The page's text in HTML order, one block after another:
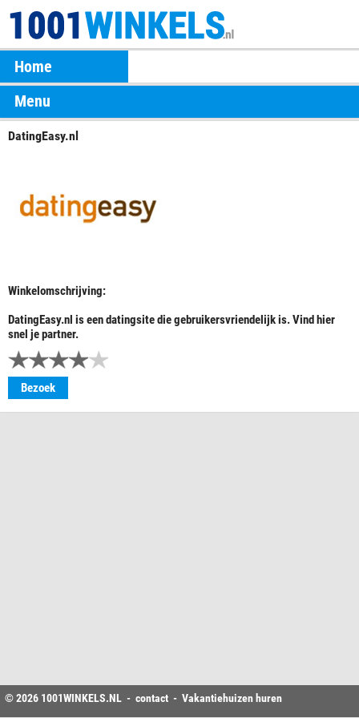
Home
Menu
DatingEasy.nl
Winkelomschrijving:
DatingEasy.nl is een datingsite die gebruikersvriendelijk is. Vind hier
snel je partner.
Bezoek
© 2026 1001WINKELS.NL - contact - Vakantiehuizen huren